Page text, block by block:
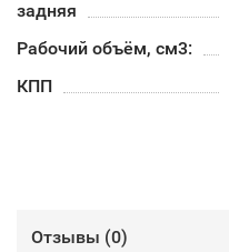
задняя
Рабочий объём, см3:
КПП
Отзывы (0)